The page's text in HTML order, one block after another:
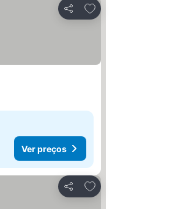
Partilhar
Adicionar aos favoritos
Ver preços
Partilhar
Adicionar aos favoritos